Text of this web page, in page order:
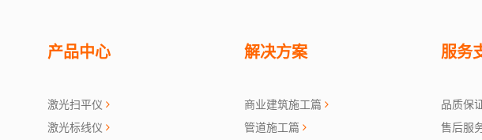
产品中心
激光扫平仪
激光标线仪
解决方案
商业建筑施工篇
管道施工篇
服务
品质保
售后服